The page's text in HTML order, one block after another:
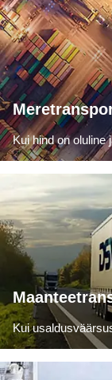
Kui hind on oluline
Kui